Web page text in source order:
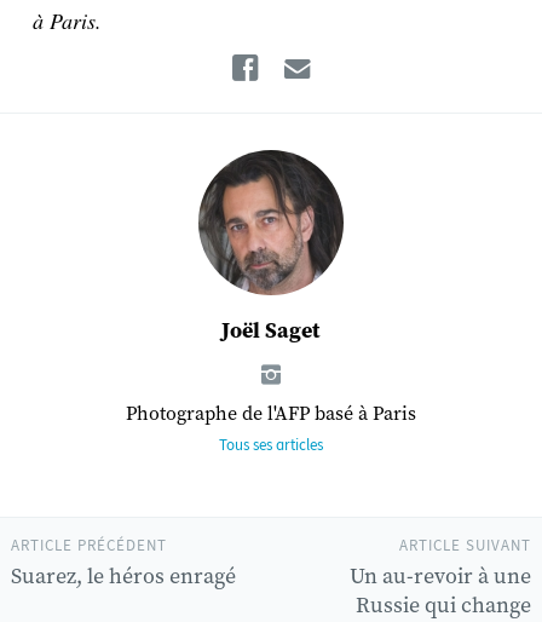
à Paris.
Facebook
Joël Saget
Photographe de l'AFP basé à Paris
Tous ses articles
ARTICLE SUIVANT
Un au-revoir à une
Russie qui change
ARTICLE PRÉCÉDENT
Suarez, le héros enragé